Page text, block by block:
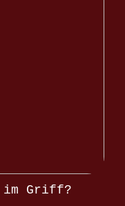
im Griff?